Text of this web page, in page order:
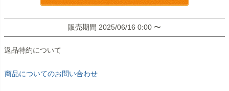
販売期間 2025/06/16 0:00 〜
返品特約について
商品についてのお問い合わせ